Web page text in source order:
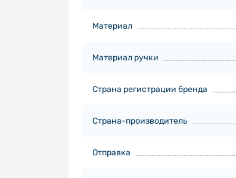
Материал
Материал ручки
Страна регистрации бренда
Страна-производитель
Отправка